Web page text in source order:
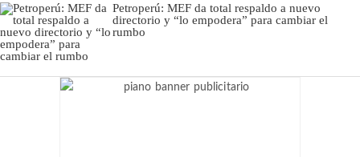
Petroperú: MEF da total respaldo a nuevo
directorio y “lo empodera” para cambiar el
rumbo